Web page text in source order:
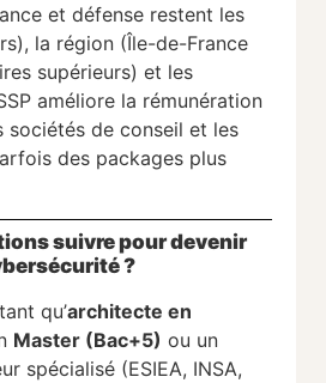
et défense restent les
la région (Île-de-France
supérieurs) et les
améliore la rémunération
sociétés de conseil et les
des packages plus
suivre pour devenir
?
qu’architecte en
Master (Bac+5) ou un
spécialisé (ESIEA, INSA,